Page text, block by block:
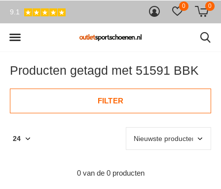
0 0
9.1
Producten getagd met 51591 BBK
FILTER
0 van de 0 producten